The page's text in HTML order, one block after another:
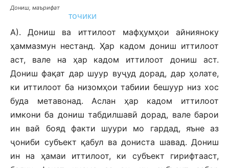
Дониш, маърифат
А). Дониш ва иттилоот мафҳумҳои айнияноку
ҳаммазмун нестанд. Ҳар кадом дониш иттилоот
аст, вале на ҳар кадом иттилоот дониш аст.
Дониш фақат дар шуур вуҷуд дорад, дар ҳолате,
ки иттилоот ба низомҳои табиии бешуур низ хос
буда метавонад. Аслан ҳар кадом иттилоот
имкони ба дониш табдилшавӣ дорад, вале барои
ин вай бояд факти шуури мо гардад, яъне аз
ҷониби субъект қабул ва дониста шавад. Дониш
ин на ҳамаи иттилоот, ки субъект гирифтааст,